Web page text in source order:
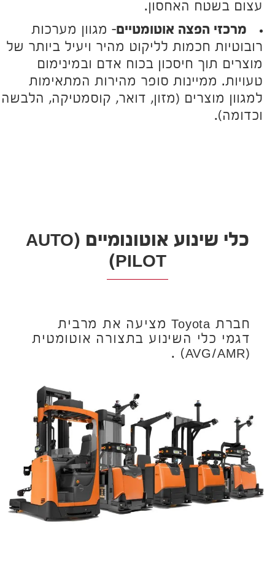
עצום בשטח האחסון.
מרכזי הפצה אוטומטיים– מגוון מערכות
רובוטיות חכמות לליקוט מהיר ויעיל ביותר של
מוצרים תוך חיסכון בכוח אדם ובמינימום
טעויות. ממיינות סופר מהירות המתאימות
למגוון מוצרים (מזון, דואר, קוסמטיקה, הלבשה
וכדומה).
כלי שינוע אוטונומיים (AUTO
PILOT)
חברת Toyota מציעה את מרבית
דגמי כלי השינוע בתצורה אוטומטית
(AVG/AMR) .